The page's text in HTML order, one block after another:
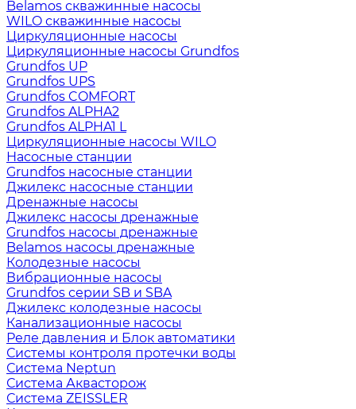
Belamos скважинные насосы
WILO скважинные насосы
Циркуляционные насосы
Циркуляционные насосы Grundfos
Grundfos UP
Grundfos UPS
Grundfos COMFORT
Grundfos ALPHA2
Grundfos ALPHA1 L
Циркуляционные насосы WILO
Насосные станции
Grundfos насосные станции
Джилекс насосные станции
Дренажные насосы
Джилекс насосы дренажные
Grundfos насосы дренажные
Belamos насосы дренажные
Колодезные насосы
Вибрационные насосы
Grundfos серии SB и SBA
Джилекс колодезные насосы
Канализационные насосы
Реле давления и Блок автоматики
Системы контроля протечки воды
Система Neptun
Система Аквасторож
Система ZEISSLER